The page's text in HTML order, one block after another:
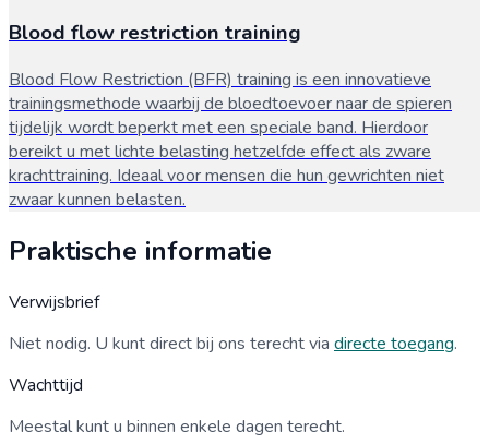
Blood flow restriction training
Blood Flow Restriction (BFR) training is een innovatieve
trainingsmethode waarbij de bloedtoevoer naar de spieren
tijdelijk wordt beperkt met een speciale band. Hierdoor
bereikt u met lichte belasting hetzelfde effect als zware
krachttraining. Ideaal voor mensen die hun gewrichten niet
zwaar kunnen belasten.
Praktische informatie
Verwijsbrief
Niet nodig. U kunt direct bij ons terecht via directe toegang.
Wachttijd
Meestal kunt u binnen enkele dagen terecht.